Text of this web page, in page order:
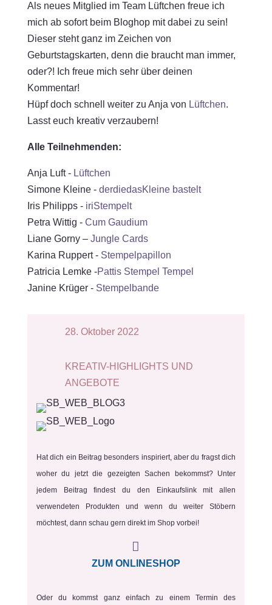
Als neues Mitglied im Team Lüftchen freue ich
mich ab sofort beim Bloghop mit dabei zu sein!
Dieser steht ganz im Zeichen von
Geburtstagskarten, denn die braucht man immer,
oder?! Ich freue mich sehr über deinen
Kommentar!
Hüpf doch schnell weiter zu Anja von Lüftchen.
Lasst euch kreativ verzaubern!
Alle Teilnehmenden:
Anja Luft - Lüftchen
Simone Kleine - derdiedasKleine bastelt
Iris Philipps - iriStempelt
Petra Wittig - Cum Gaudium
Liane Gorny – Jungle Cards
Karina Ruppert - Stempelpapillon
Patricia Lemke -Pattis Stempel Tempel
Janine Krüger -Stempelbande
28. Oktober 2022
KREATIV-HIGHLIGHTS UND
ANGEBOTE
Hat dich ein Beitrag besonders inspiriert, aber du fragst dich
woher du jetzt die gezeigten Sachen bekommst? Unter
jedem Beitrag findest du den Einkaufslink mit allen
verwendeten Produkten und wenn du weiter Stöbern
möchtest, dann schau gern direkt im Shop vorbei!

ZUM ONLINESHOP
Oder du kommst ganz einfach zu einem Termin des